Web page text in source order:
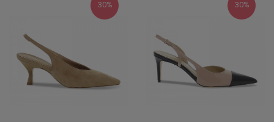
30% 30%